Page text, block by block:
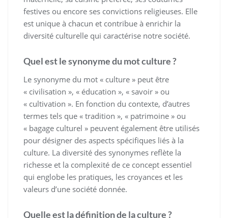
festives ou encore ses convictions religieuses. Elle
est unique à chacun et contribue à enrichir la
diversité culturelle qui caractérise notre société.
Quel est le synonyme du mot culture ?
Le synonyme du mot « culture » peut être
« civilisation », « éducation », « savoir » ou
« cultivation ». En fonction du contexte, d’autres
termes tels que « tradition », « patrimoine » ou
« bagage culturel » peuvent également être utilisés
pour désigner des aspects spécifiques liés à la
culture. La diversité des synonymes reflète la
richesse et la complexité de ce concept essentiel
qui englobe les pratiques, les croyances et les
valeurs d’une société donnée.
Quelle est la définition de la culture ?